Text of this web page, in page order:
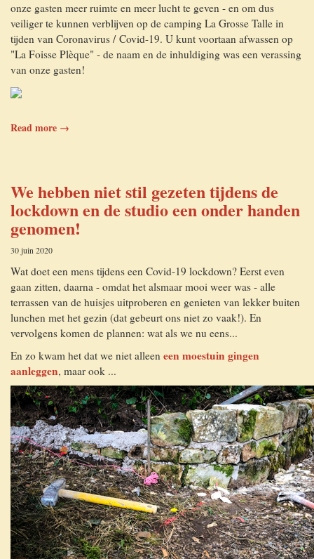
onze gasten meer ruimte en meer lucht te geven - en om dus
veiliger te kunnen verblijven op de camping La Grosse Talle in
tijden van Coronavirus / Covid-19. U kunt voortaan afwassen op
"La Foisse Plèque" - de naam en de inhuldiging was een verassing
van onze gasten!
Read more →
We hebben niet stil gezeten tijdens de
lockdown en de studio een onder handen
genomen!
30 juin 2020
Wat doet een mens tijdens een Covid-19 lockdown? Eerst even
gaan zitten, daarna - omdat het alsmaar mooi weer was - alle
terrassen van de huisjes uitproberen en genieten van lekker buiten
lunchen met het gezin (dat gebeurt ons niet zo vaak!). En
vervolgens komen de plannen: wat als we nu eens...
En zo kwam het dat we niet alleen een moestuin gingen
aanleggen, maar ook ...